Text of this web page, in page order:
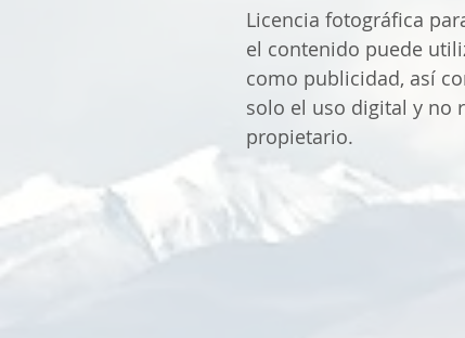
Licencia fotográfica
el contenido puede
como publicidad, así
solo el uso digital y no
propietario.